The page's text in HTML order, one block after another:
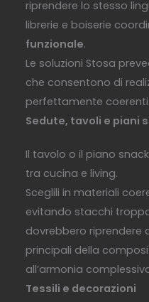
riprendere lo stesso
librerie e boiserie
funzionale.
Le soluzioni Stosa
che consentono di
perfettamente
Sedute, tavoli e piani
Il tavolo o il piano
tra cucina e living.
Sceglili in materiali
evitando stacchi
dovrebbero riprendere
principali della
all’armonia
Tessili e decorazioni